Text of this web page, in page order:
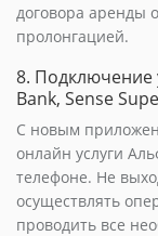
договора аренды
пролонгацией.
8. Подключение
Bank, Sense
С новым
онлайн услуги
телефоне. Не
осуществлять
проводить все